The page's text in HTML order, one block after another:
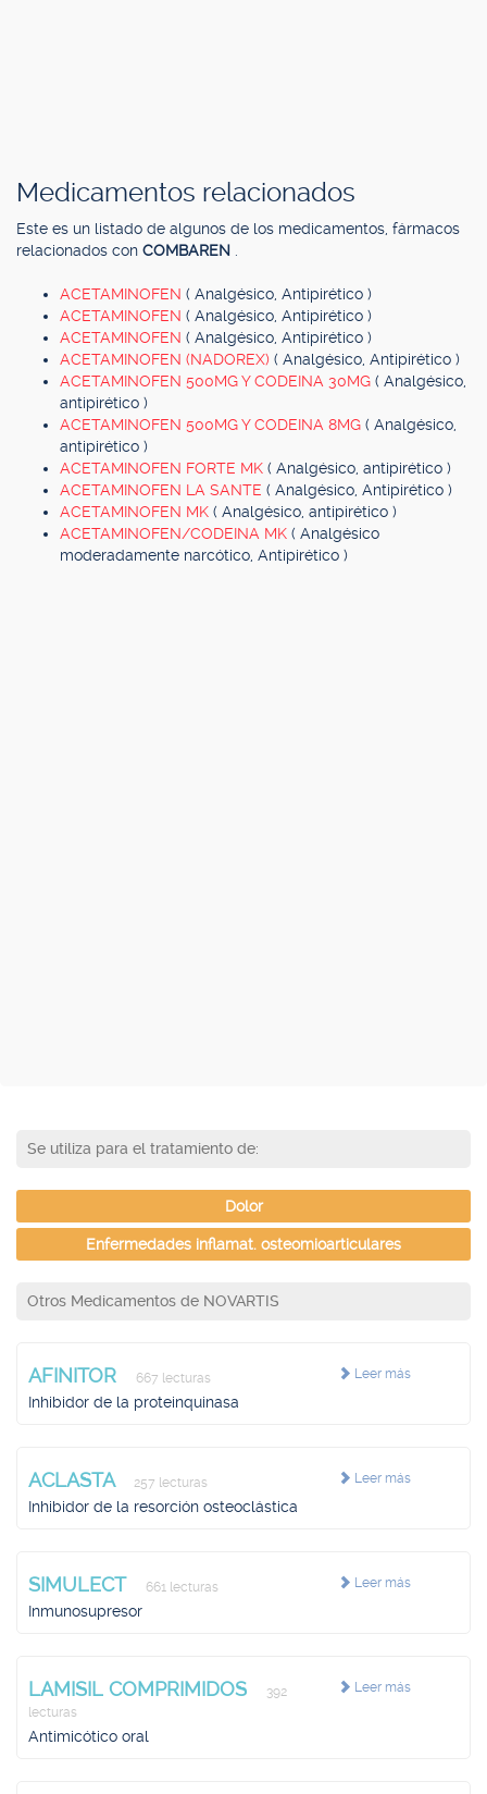
Medicamentos relacionados
Este es un listado de algunos de los medicamentos, fármacos
relacionados con COMBAREN
ACETAMINOFEN ( Analgésico, Antipirético )
ACETAMINOFEN ( Analgésico, Antipirético )
ACETAMINOFEN ( Analgésico, Antipirético )
ACETAMINOFEN (NADOREX) ( Analgésico, Antipirético )
ACETAMINOFEN 500MG Y CODEINA 30MG ( Analgésico,
antipirético )
ACETAMINOFEN 500MG Y CODEINA 8MG ( Analgésico,
antipirético )
ACETAMINOFEN FORTE MK ( Analgésico, antipirético )
ACETAMINOFEN LA SANTE ( Analgésico, Antipirético )
ACETAMINOFEN MK ( Analgésico, antipirético )
ACETAMINOFEN/CODEINA MK ( Analgésico
moderadamente narcótico, Antipirético )
Se utiliza para el tratamiento de:
Dolor
Enfermedades inflamat. osteomioarticulares
Otros Medicamentos de NOVARTIS
Leer más
AFINITOR 667 lecturas
Inhibidor de la proteinquinasa
Leer más
ACLASTA 257 lecturas
Inhibidor de la resorción osteoclástica
Leer más
SIMULECT 661 lecturas
Inmunosupresor
Leer más
LAMISIL COMPRIMIDOS
392
lecturas
Antimicótico oral